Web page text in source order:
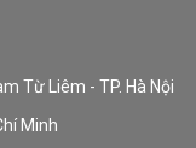
Từ Liêm - TP. Hà Nội
Minh